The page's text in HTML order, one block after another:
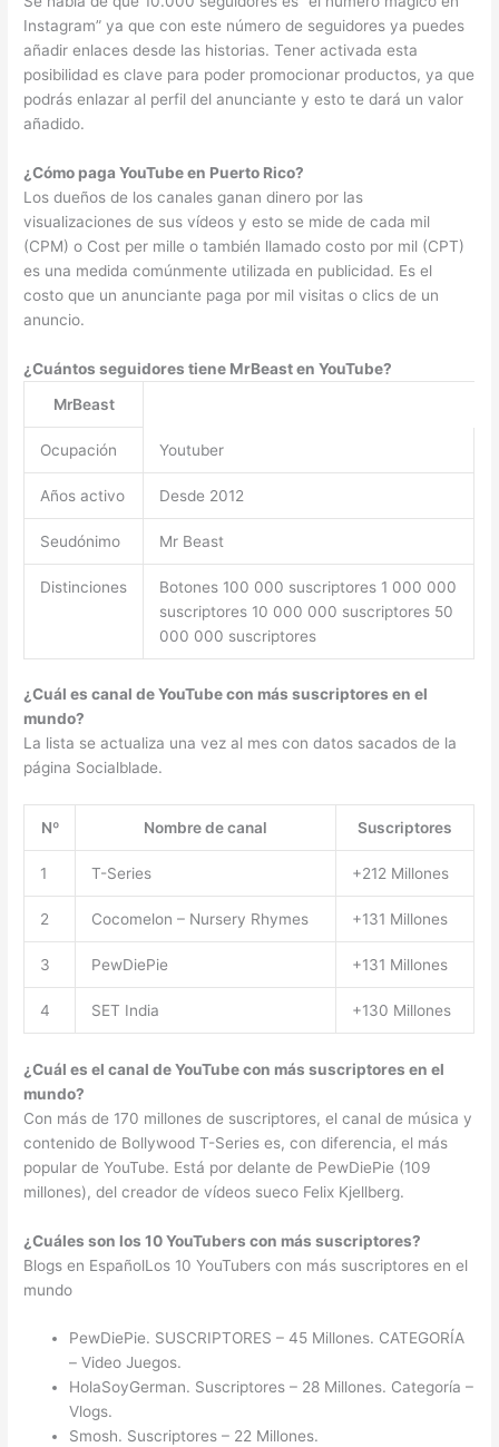
Instagram” ya que con este número de seguidores ya puedes
añadir enlaces desde las historias. Tener activada esta
posibilidad es clave para poder promocionar productos, ya que
podrás enlazar al perfil del anunciante y esto te dará un valor
añadido.
¿Cómo paga YouTube en Puerto Rico?
Los dueños de los canales ganan dinero por las
visualizaciones de sus vídeos y esto se mide de cada mil
(CPM) o Cost per mille o también llamado costo por mil (CPT)
es una medida comúnmente utilizada en publicidad. Es el
costo que un anunciante paga por mil visitas o clics de un
anuncio.
¿Cuántos seguidores tiene MrBeast en YouTube?
MrBeast
Ocupación Youtuber
Años activo Desde 2012
Seudónimo Mr Beast
Distinciones
Botones 100 000 suscriptores 1 000 000
suscriptores 10 000 000 suscriptores 50
000 000 suscriptores
¿Cuál es canal de YouTube con más suscriptores en el
mundo?
La lista se actualiza una vez al mes con datos sacados de la
página Socialblade.
Nº Nombre de canal Suscriptores
1 T-Series +212 Millones
2 Cocomelon – Nursery Rhymes +131 Millones
3 PewDiePie +131 Millones
4 SET India +130 Millones
¿Cuál es el canal de YouTube con más suscriptores en el
mundo?
Con más de 170 millones de suscriptores, el canal de música y
contenido de Bollywood T-Series es, con diferencia, el más
popular de YouTube. Está por delante de PewDiePie (109
millones), del creador de vídeos sueco Felix Kjellberg.
¿Cuáles son los 10 YouTubers con más suscriptores?
Blogs en EspañolLos 10 YouTubers con más suscriptores en el
mundo
PewDiePie. SUSCRIPTORES – 45 Millones. CATEGORÍA
– Video Juegos.
HolaSoyGerman. Suscriptores – 28 Millones. Categoría –
Vlogs.
Smosh. Suscriptores – 22 Millones.